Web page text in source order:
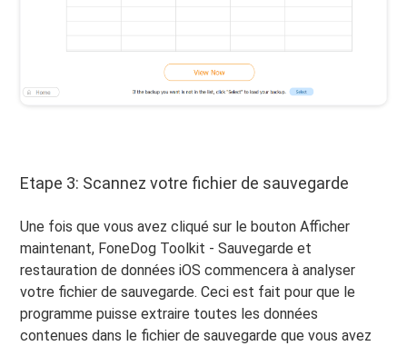
Etape 3: Scannez votre fichier de sauvegarde
Une fois que vous avez cliqué sur le bouton Afficher
maintenant, FoneDog Toolkit - Sauvegarde et
restauration de données iOS commencera à analyser
votre fichier de sauvegarde. Ceci est fait pour que le
programme puisse extraire toutes les données
contenues dans le fichier de sauvegarde que vous avez